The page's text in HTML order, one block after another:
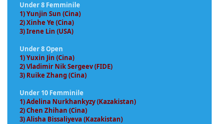
Under 8 Femminile
1) Yunjin Sun (Cina)
2) Xinhe Ye (Cina)
3) Irene Lin (USA)
Under 8 Open
1) Yuxin Jin (Cina)
2) Vladimir Nik Sergeev (FIDE)
3) Ruike Zhang (Cina)
Under 10 Femminile
1) Adelina Nurkhankyzy (Kazakistan)
2) Chen Zhihan (Cina)
3) Alisha Bissaliyeva (Kazakistan)